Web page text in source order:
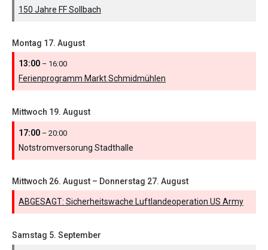
150 Jahre FF Sollbach
Montag 17. August
13:00 – 16:00
Ferienprogramm Markt Schmidmühlen
Mittwoch 19. August
17:00 – 20:00
Notstromversorung Stadthalle
Mittwoch 26. August – Donnerstag 27. August
ABGESAGT: Sicherheitswache Luftlandeoperation US Army
Samstag 5. September